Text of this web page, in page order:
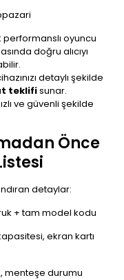
oyuncu
doğru alıcıyı
detaylı şekilde
teklifisunar.
ve güvenli şekilde
Önce
detaylar:
+ tam model kodu
ekran kartı
menteşe durumu